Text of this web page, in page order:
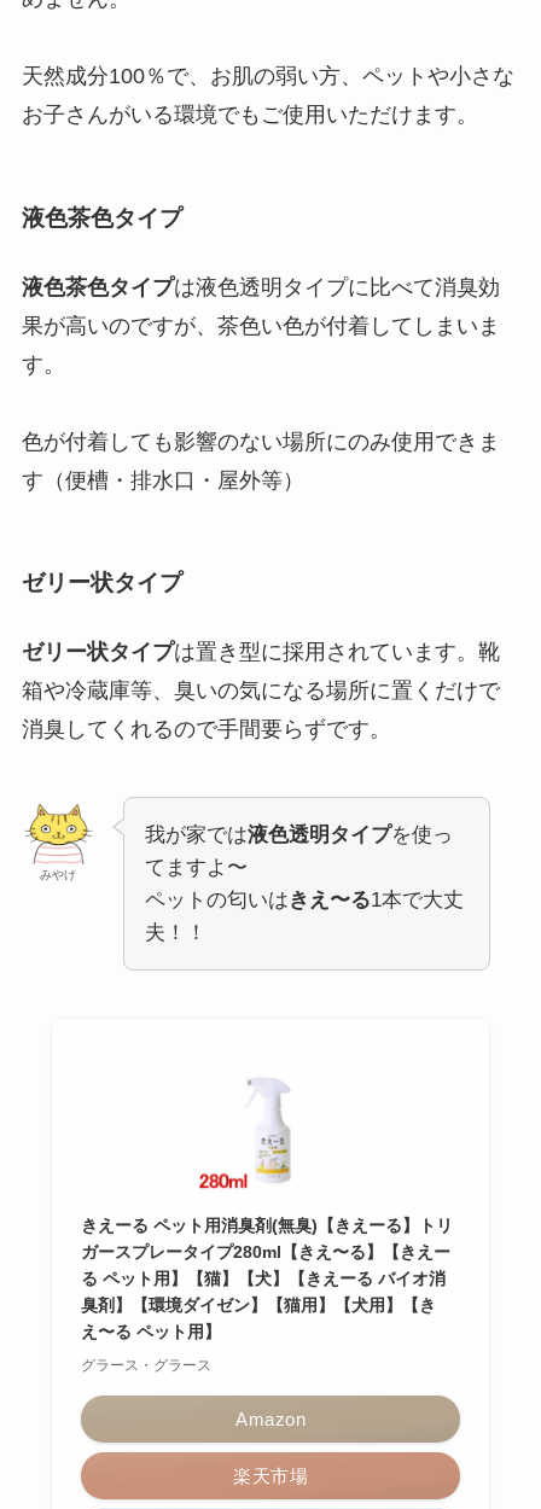
天然成分100％で、お肌の弱い方、ペットや小さな
お子さんがいる環境でもご使用いただけます。
液色茶色タイプ
液色茶色タイプは液色透明タイプに比べて消臭効
果が高いのですが、茶色い色が付着してしまいま
す。
色が付着しても影響のない場所にのみ使用できま
す（便槽・排水口・屋外等）
ゼリー状タイプ
ゼリー状タイプは置き型に採用されています。靴
箱や冷蔵庫等、臭いの気になる場所に置くだけで
消臭してくれるので手間要らずです。
みやけ
我が家では液色透明タイプを使っ
てますよ〜
ペットの匂いはきえ〜る1本で大丈
夫！！
きえーる ペット用消臭剤(無臭)【きえーる】トリ
ガースプレータイプ280ml【きえ〜る】【きえー
る ペット用】【猫】【犬】【きえーる バイオ消
臭剤】【環境ダイゼン】【猫用】【犬用】【き
え〜る ペット用】
グラース・グラース
Amazon
楽天市場